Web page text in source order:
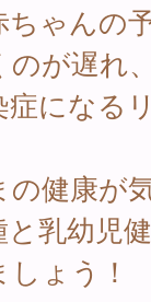
ちゃんの
が遅れ、
症になる
の健康が
と乳幼児
ょう！